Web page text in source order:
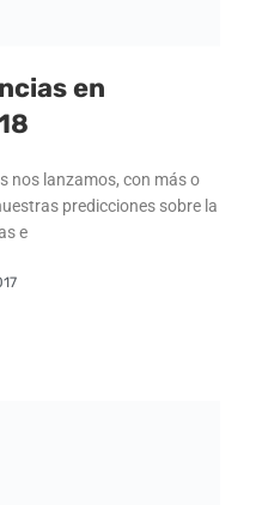
en
nos lanzamos, con más o
predicciones sobre la
e